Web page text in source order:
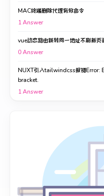
MAC终端删除代理有效命令
1Answer
vue动态路由跳转同一地址不刷新页
0Answer
NUXT引入tailwindcss报错Error:
bracket.
1Answer